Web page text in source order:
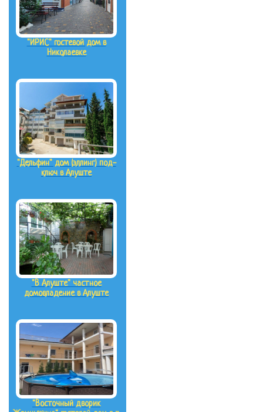
"ИРИС" гостевой дом в
Николаевке
"Дельфин" дом (эллинг) под-
ключ в Алуште
"В Алуште" частное
домовладение в Алуште
"Восточный дворик